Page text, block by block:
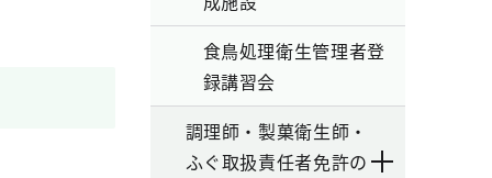
食鳥処理衛生管理者登
録講習会
調理師・製菓衛生師・
ふぐ取扱責任者免許の